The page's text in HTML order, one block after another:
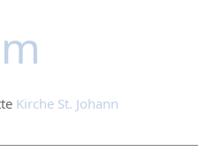
Kirche St. Johann